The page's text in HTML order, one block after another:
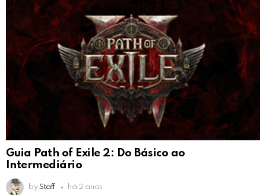
Guia Path of Exile 2: Do Básico ao
Intermediário
by Staff há 2 anos